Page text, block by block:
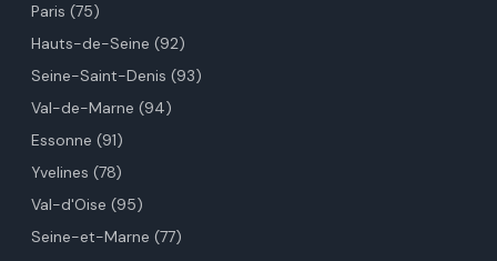
Paris (75)
Hauts-de-Seine (92)
Seine-Saint-Denis (93)
Val-de-Marne (94)
Essonne (91)
Yvelines (78)
Val-d'Oise (95)
Seine-et-Marne (77)